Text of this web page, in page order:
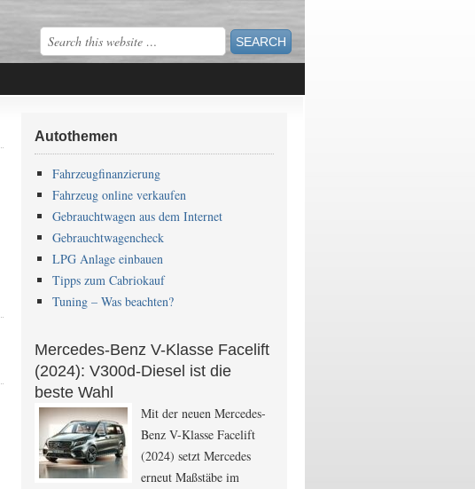
Autothemen
Fahrzeugfinanzierung
Fahrzeug online verkaufen
Gebrauchtwagen aus dem Internet
Gebrauchtwagencheck
LPG Anlage einbauen
Tipps zum Cabriokauf
Tuning – Was beachten?
Mercedes-Benz V-Klasse Facelift
(2024): V300d-Diesel ist die
beste Wahl
Mit der neuen Mercedes-
Benz V-Klasse Facelift
(2024) setzt Mercedes
erneut Maßstäbe im